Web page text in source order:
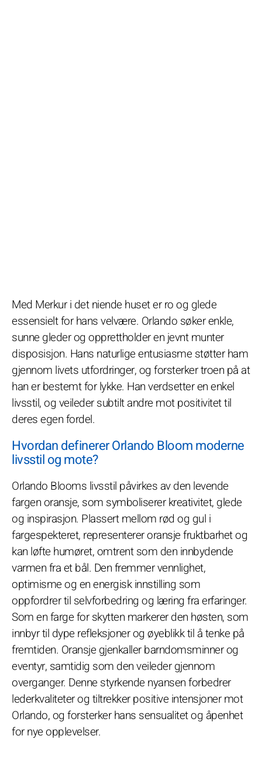
Med Merkur i det niende huset er ro og glede
essensielt for hans velvære. Orlando søker enkle,
sunne gleder og opprettholder en jevnt munter
disposisjon. Hans naturlige entusiasme støtter ham
gjennom livets utfordringer, og forsterker troen på at
han er bestemt for lykke. Han verdsetter en enkel
livsstil, og veileder subtilt andre mot positivitet til
deres egen fordel.
Hvordan definerer Orlando Bloom moderne
livsstil og mote?
Orlando Blooms livsstil påvirkes av den levende
fargen oransje, som symboliserer kreativitet, glede
og inspirasjon. Plassert mellom rød og gul i
fargespekteret, representerer oransje fruktbarhet og
kan løfte humøret, omtrent som den innbydende
varmen fra et bål. Den fremmer vennlighet,
optimisme og en energisk innstilling som
oppfordrer til selvforbedring og læring fra erfaringer.
Som en farge for skytten markerer den høsten, som
innbyr til dype refleksjoner og øyeblikk til å tenke på
fremtiden. Oransje gjenkaller barndomsminner og
eventyr, samtidig som den veileder gjennom
overganger. Denne styrkende nyansen forbedrer
lederkvaliteter og tiltrekker positive intensjoner mot
Orlando, og forsterker hans sensualitet og åpenhet
for nye opplevelser.